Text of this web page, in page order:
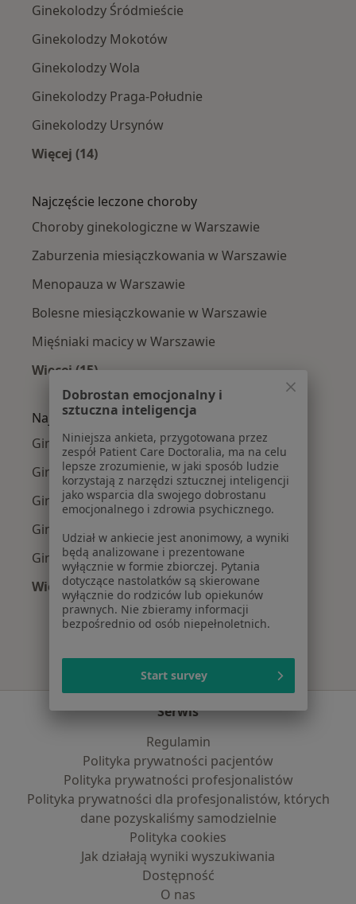
Ginekolodzy Śródmieście
Ginekolodzy Mokotów
Ginekolodzy Wola
Ginekolodzy Praga-Południe
Ginekolodzy Ursynów
Więcej (14)
Najczęście leczone choroby
Choroby ginekologiczne w Warszawie
Zaburzenia miesiączkowania w Warszawie
Menopauza w Warszawie
Bolesne miesiączkowanie w Warszawie
Mięśniaki macicy w Warszawie
Więcej (15)
Więcej w kategorii: Najczęście leczone
Najpopularniejsze ubezpieczenia
Ginekolodzy z Medicover w Warszawie
Ginekolodzy z Allianz w Warszawie
Ginekolodzy z INTER Polska w Warszawie
Ginekolodzy z Signal Iduna w Warszawie
Ginekolodzy z Compensa w Warszawie
Więcej (14)
Więcej w kategorii: Najpopularniejsze
Serwis
Regulamin
Polityka prywatności pacjentów
Polityka prywatności profesjonalistów
Polityka prywatności dla profesjonalistów, których
dane pozyskaliśmy samodzielnie
Polityka cookies
Jak działają wyniki wyszukiwania
Dostępność
O nas
Dobrostan emocjonalny i
sztuczna inteligencja
Niniejsza ankieta, przygotowana przez
zespół Patient Care Doctoralia, ma na celu
lepsze zrozumienie, w jaki sposób ludzie
korzystają z narzędzi sztucznej inteligencji
jako wsparcia dla swojego dobrostanu
emocjonalnego i zdrowia psychicznego.
Udział w ankiecie jest anonimowy, a wyniki
będą analizowane i prezentowane
wyłącznie w formie zbiorczej. Pytania
dotyczące nastolatków są skierowane
wyłącznie do rodziców lub opiekunów
prawnych. Nie zbieramy informacji
bezpośrednio od osób niepełnoletnich.
Start survey